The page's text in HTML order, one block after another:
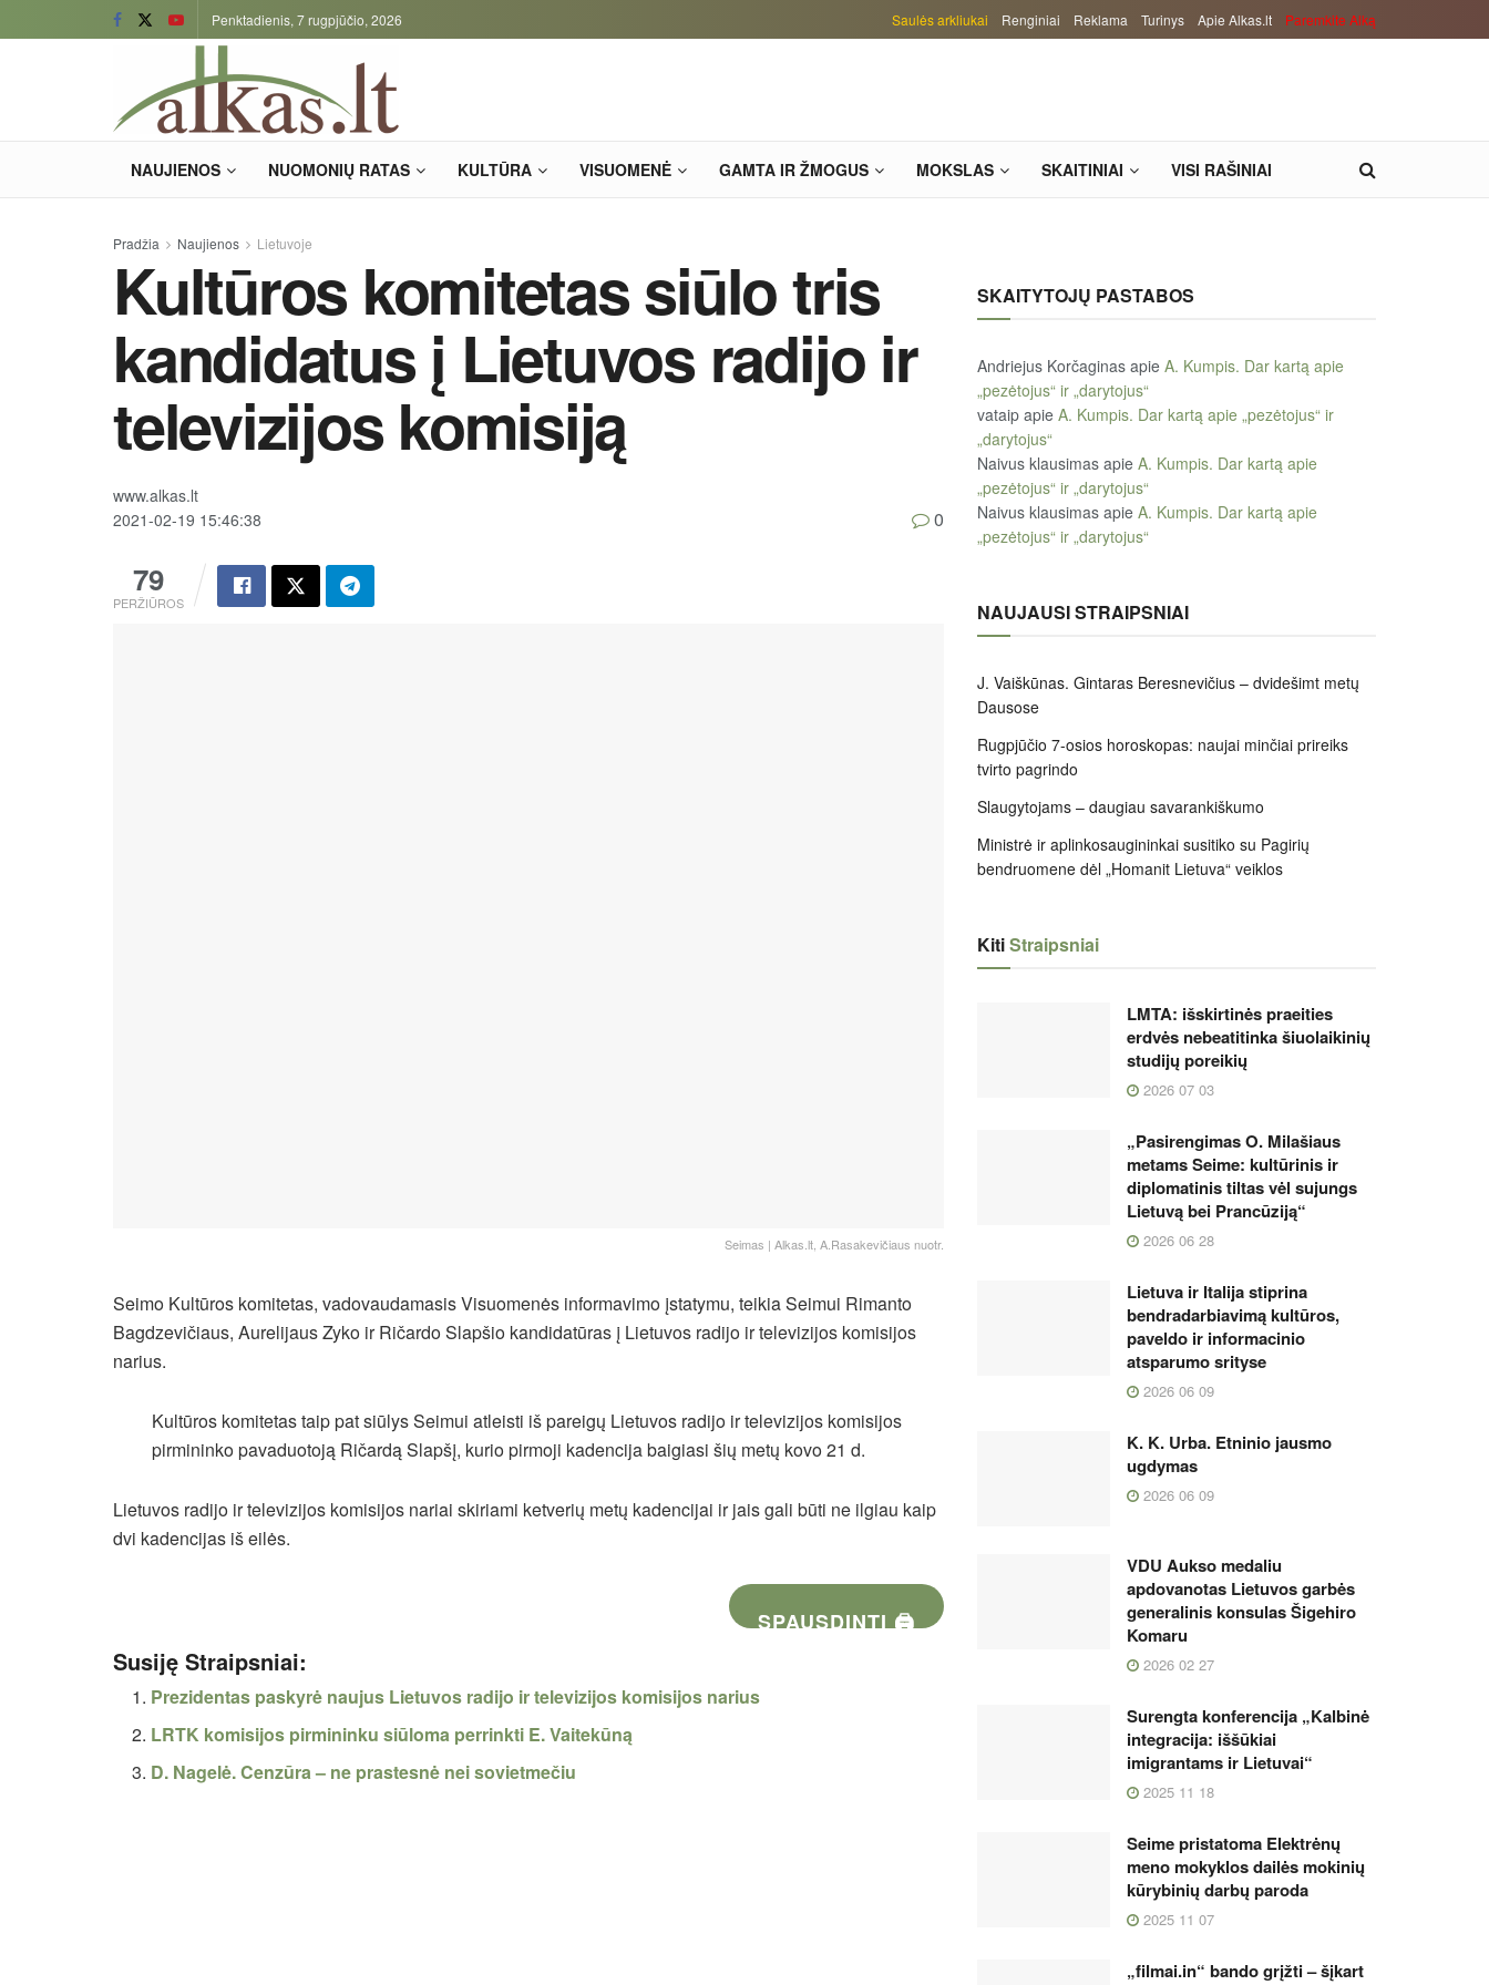
Penktadienis, 7 rugpjūčio, 2026 Saulės arkliukai Renginiai Reklama Turinys Apie Alkas.lt Paremkite Alką
NAUJIENOS NUOMONIŲ RATAS KULTŪRA VISUOMENĖ GAMTA IR ŽMOGUS MOKSLAS SKAITINIAI VISI RAŠINIAI
Pradžia Naujienos Lietuvoje
Kultūros komitetas siūlo tris
kandidatus į Lietuvos radijo ir
televizijos komisiją
www.alkas.lt
2021-02-19 15:46:38
79
PERŽIŪROS
0
Seimas | Alkas.lt, A.Rasakevičiaus nuotr.
Seimo Kultūros komitetas, vadovaudamasis Visuomenės informavimo įstatymu, teikia Seimui Rimanto
Bagdzevičiaus, Aurelijaus Zyko ir Ričardo Slapšio kandidatūras į Lietuvos radijo ir televizijos komisijos
narius.
Kultūros komitetas taip pat siūlys Seimui atleisti iš pareigų Lietuvos radijo ir televizijos komisijos
pirmininko pavaduotoją Ričardą Slapšį, kurio pirmoji kadencija baigiasi šių metų kovo 21 d.
Lietuvos radijo ir televizijos komisijos nariai skiriami ketverių metų kadencijai ir jais gali būti ne ilgiau kaip
dvi kadencijas iš eilės.
SPAUSDINTI 🖨
Susiję Straipsniai:
Prezidentas paskyrė naujus Lietuvos radijo ir televizijos komisijos narius
LRTK komisijos pirmininku siūloma perrinkti E. Vaitekūną
D. Nagelė. Cenzūra – ne prastesnė nei sovietmečiu
SKAITYTOJŲ PASTABOS
Andriejus Korčaginas apie A. Kumpis. Dar kartą apie
„pezėtojus“ ir „darytojus“
vataip apie A. Kumpis. Dar kartą apie „pezėtojus“ ir
„darytojus“
Naivus klausimas apie A. Kumpis. Dar kartą apie
„pezėtojus“ ir „darytojus“
Naivus klausimas apie A. Kumpis. Dar kartą apie
„pezėtojus“ ir „darytojus“
NAUJAUSI STRAIPSNIAI
J. Vaiškūnas. Gintaras Beresnevičius – dvidešimt metų
Dausose
Rugpjūčio 7-osios horoskopas: naujai minčiai prireiks
tvirto pagrindo
Slaugytojams – daugiau savarankiškumo
Ministrė ir aplinkosaugininkai susitiko su Pagirių
bendruomene dėl „Homanit Lietuva“ veiklos
KitiStraipsniai
LMTA: išskirtinės praeities
erdvės nebeatitinka šiuolaikinių
studijų poreikių
2026 07 03
„Pasirengimas O. Milašiaus
metams Seime: kultūrinis ir
diplomatinis tiltas vėl sujungs
Lietuvą bei Prancūziją“
2026 06 28
Lietuva ir Italija stiprina
bendradarbiavimą kultūros,
paveldo ir informacinio
atsparumo srityse
2026 06 09
K. K. Urba. Etninio jausmo
ugdymas
2026 06 09
VDU Aukso medaliu
apdovanotas Lietuvos garbės
generalinis konsulas Šigehiro
Komaru
2026 02 27
Surengta konferencija „Kalbinė
integracija: iššūkiai
imigrantams ir Lietuvai“
2025 11 18
Seime pristatoma Elektrėnų
meno mokyklos dailės mokinių
kūrybinių darbų paroda
2025 11 07
„filmai.in“ bando grįžti – šįkart